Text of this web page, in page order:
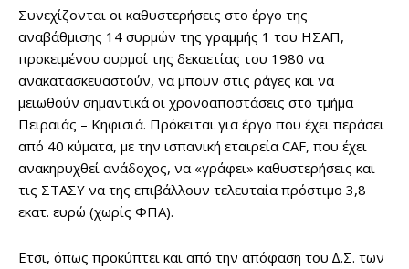
Συνεχίζονται οι καθυστερήσεις στο έργο της
αναβάθμισης 14 συρμών της γραμμής 1 του ΗΣΑΠ,
προκειμένου συρμοί της δεκαετίας του 1980 να
ανακατασκευαστούν, να μπουν στις ράγες και να
μειωθούν σημαντικά οι χρονοαποστάσεις στο τμήμα
Πειραιάς – Κηφισιά. Πρόκειται για έργο που έχει περάσει
από 40 κύματα, με την ισπανική εταιρεία CAF, που έχει
ανακηρυχθεί ανάδοχος, να «γράφει» καθυστερήσεις και
τις ΣΤΑΣΥ να της επιβάλλουν τελευταία πρόστιμο 3,8
εκατ. ευρώ (χωρίς ΦΠΑ).
Ετσι, όπως προκύπτει και από την απόφαση του ∆.Σ. των